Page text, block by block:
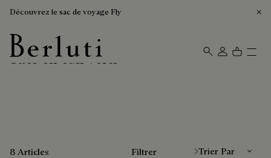
Découvrez le sac de voyage Fly
Page d'Accueil Berluti
Sacs en cuir verts
8 Articles Filtrer